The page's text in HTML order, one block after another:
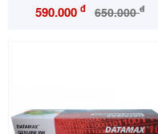
590.000 đ 650.000đ